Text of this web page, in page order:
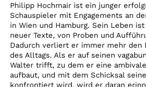
Philipp Hochmair ist ein junger
Schauspieler mit Engagements an
in Wien und Hamburg. Sein Leben
neuer Texte, von Proben und
Dadurch verliert er immer mehr den
des Alltags. Als er auf seinen
Walter trifft, zu dem er eine
aufbaut, und mit dem Schicksal
konfrontiert wird, wird er daran